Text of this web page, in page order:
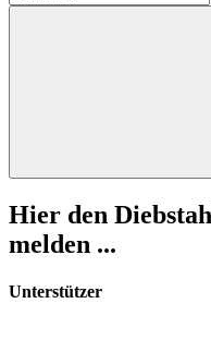
nach:
Hier den
melden ...
Unterstützer